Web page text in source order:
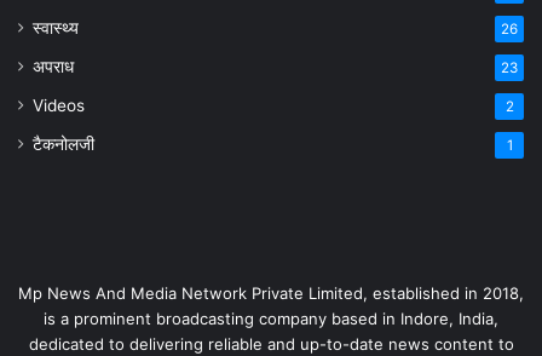
स्वास्थ्य 26
अपराध 23
Videos 2
टैकनोलजी 1
Mp News And Media Network Private Limited, established in 2018,
is a prominent broadcasting company based in Indore, India,
dedicated to delivering reliable and up-to-date news content to